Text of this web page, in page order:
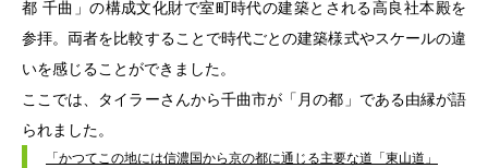
都 千曲」の構成文化財で室町時代の建築とされる高良社本殿を
参拝。両者を比較することで時代ごとの建築様式やスケールの違
いを感じることができました。
ここでは、タイラーさんから千曲市が「月の都」である由縁が語
られました。
「かつてこの地には信濃国から京の都に通じる主要な道「東山道」